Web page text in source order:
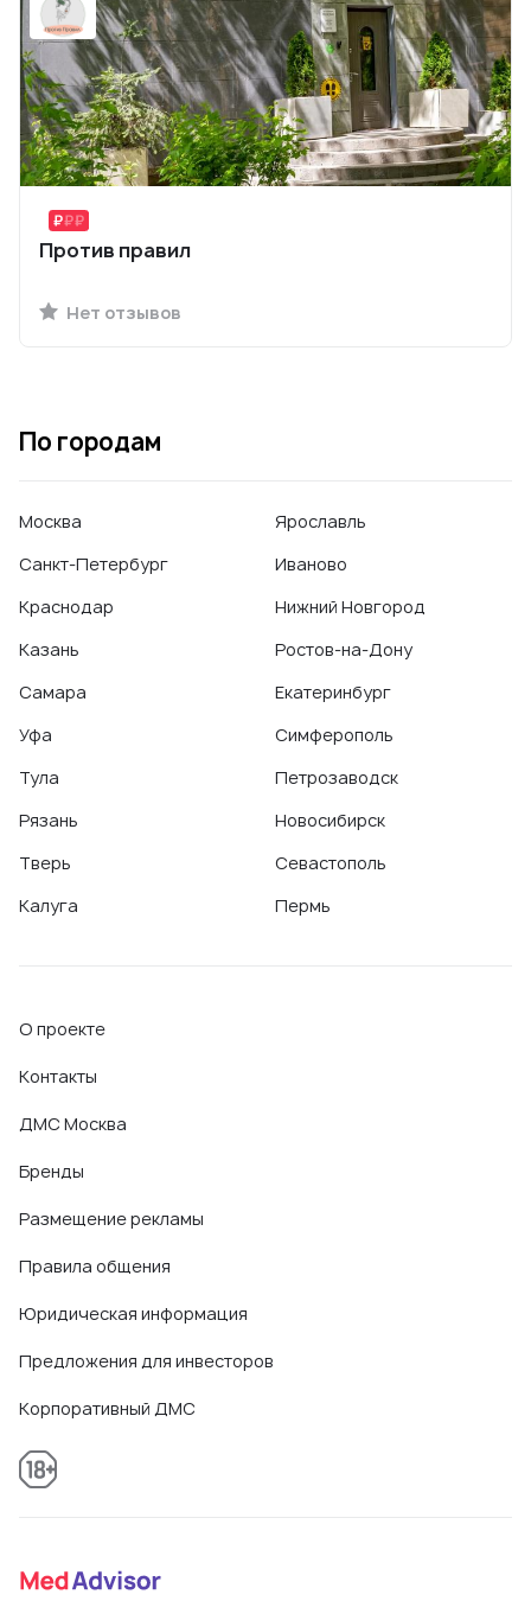
Против правил
Нет отзывов
По городам
Москва
Санкт-Петербург
Краснодар
Казань
Самара
Уфа
Тула
Рязань
Тверь
Калуга
Ярославль
Иваново
Нижний Новгород
Ростов-на-Дону
Екатеринбург
Симферополь
Петрозаводск
Новосибирск
Севастополь
Пермь
О проекте
Контакты
ДМС Москва
Бренды
Размещение рекламы
Правила общения
Юридическая информация
Предложения для инвесторов
Корпоративный ДМС